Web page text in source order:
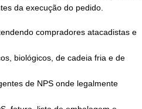
da execução do pedido.
compradores atacadistas e
biológicos, de cadeia fria e de
de NPS onde legalmente